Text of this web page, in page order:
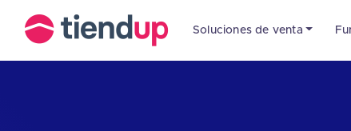
Soluciones de venta